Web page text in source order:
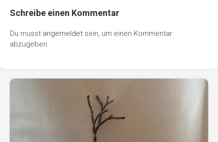
Schreibe einen Kommentar
Du musst angemeldet sein, um einen Kommentar
abzugeben.